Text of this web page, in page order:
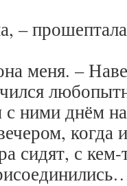
–
меня. –
ними днём
сидят, с